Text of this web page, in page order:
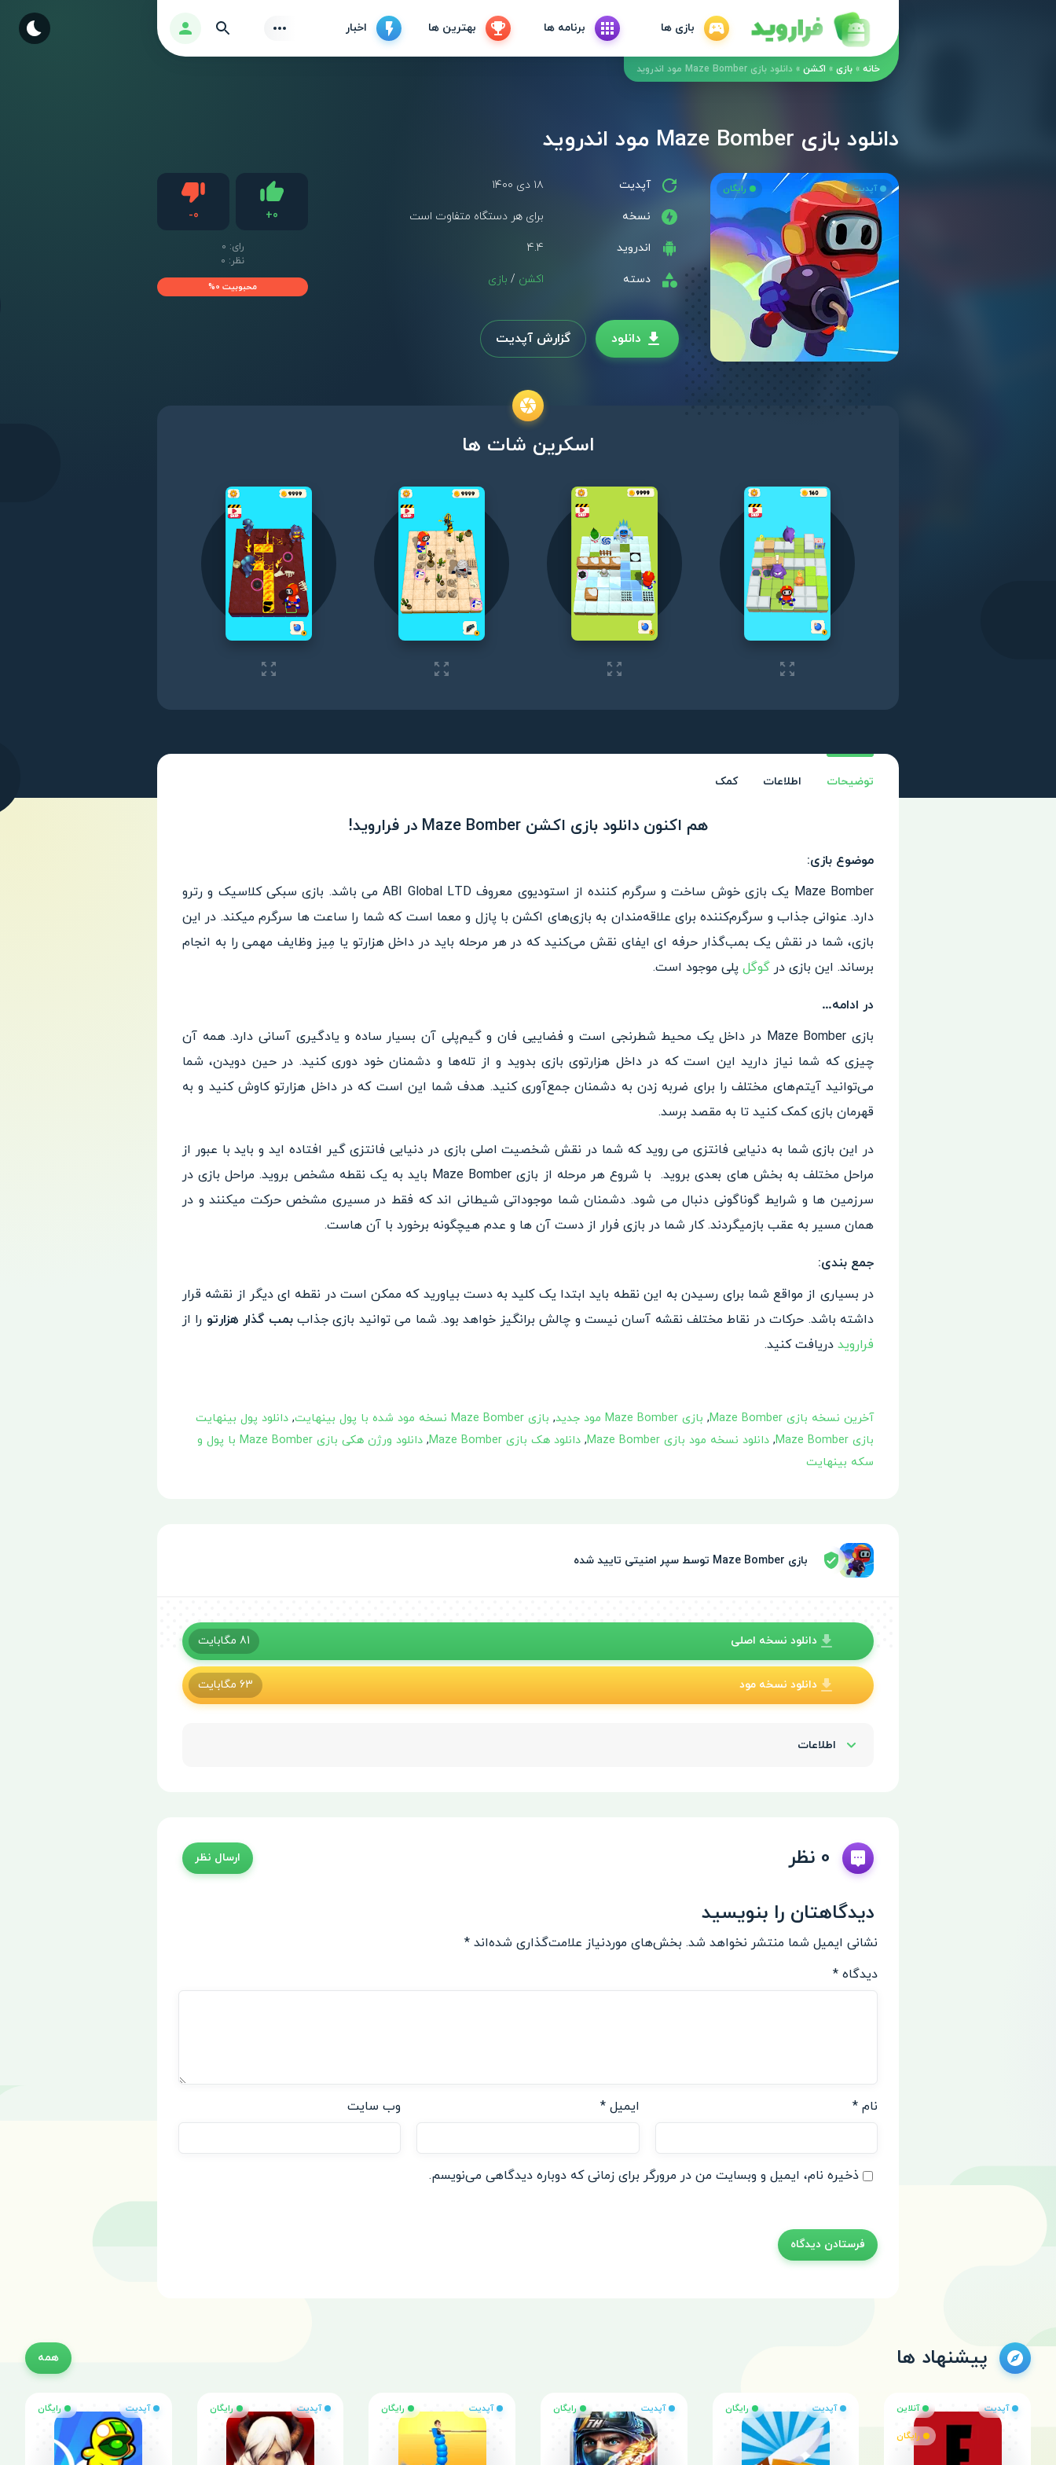
بازی ها برنامه ها بهترین ها اخبار ورود Find
خانه » بازی » اکشن » دانلود بازی Maze Bomber مود اندروید
دانلود بازی Maze Bomber مود اندروید
آپدیت رایگان آپدیت ۱۸ دی ۱۴۰۰
نسخه برای هر دستگاه متفاوت است
اندروید 4.4
دسته اکشن / بازی
+0
لایک
-0دیس لایک
رای: 0
نظر: 0
محبوبیت 0%
دانلود گزارش آپدیت
اسکرین شات ها
توضیحات اطلاعات کمک
هم اکنون دانلود بازی اکشن Maze Bomber در فراروید!
موضوع بازی:
Maze Bomber یک بازی خوش ساخت و سرگرم کننده از استودیوی معروف ABI Global LTD می باشد. بازی سبکی کلاسیک و رترو
دارد. عنوانی جذاب و سرگرم‌کننده برای علاقه‌مندان به بازی‌های اکشن با پازل و معما است که شما را ساعت ها سرگرم میکند. در این
بازی، شما در نقش یک بمب‌گذار حرفه ای ایفای نقش می‌کنید که در هر مرحله باید در داخل هزارتو یا مِیز وظایف مهمی را به انجام
برساند. این بازی در گوگل پلی موجود است.
در ادامه…
بازی Maze Bomber در داخل یک محیط شطرنجی است و فضاییی فان و گیم‌پلی آن بسیار ساده و یادگیری آسانی دارد. همه آن
چیزی که شما نیاز دارید این است که در داخل هزارتوی بازی بدوید و از تله‌ها و دشمنان خود دوری کنید. در حین دویدن، شما
می‌توانید آیتم‌های مختلف را برای ضربه زدن به دشمنان جمع‌آوری کنید. هدف شما این است که در داخل هزارتو کاوش کنید و به
قهرمان بازی کمک کنید تا به مقصد برسد.
در این بازی شما به دنیایی فانتزی می روید که شما در نقش شخصیت اصلی بازی در دنیایی فانتزی گیر افتاده اید و باید با عبور از
مراحل مختلف به بخش های بعدی بروید. با شروع هر مرحله از بازی Maze Bomber باید به یک نقطه مشخص بروید. مراحل بازی در
سرزمین ها و شرایط گوناگونی دنبال می شود. دشمنان شما موجوداتی شیطانی اند که فقط در مسیری مشخص حرکت میکنند و در
همان مسیر به عقب بازمیگردند. کار شما در بازی فرار از دست آن ها و عدم هیچگونه برخورد با آن هاست.
جمع بندی:
در بسیاری از مواقع شما برای رسیدن به این نقطه باید ابتدا یک کلید به دست بیاورید که ممکن است در نقطه ای دیگر از نقشه قرار
داشته باشد. حرکات در نقاط مختلف نقشه آسان نیست و چالش برانگیز خواهد بود. شما می توانید بازی جذاببمب گذار هزارتو را از
فراروید دریافت کنید.
آخرین نسخه بازی Maze Bomber , بازی Maze Bomber مود جدید , بازی Maze Bomber نسخه مود شده با پول بینهایت , دانلود پول بینهایت
بازی Maze Bomber
, دانلود نسخه مود بازی Maze Bomber , دانلود هک بازی Maze Bomber ,
دانلود ورژن هکی بازی Maze Bomber با پول و
سکه بینهایت
بازی Maze Bomber توسط سپر امنیتی تایید شده
دانلود نسخه اصلی 81 مگابایت
دانلود نسخه مود 63 مگابایت
اطلاعات
0 نظر ارسال نظر
دیدگاهتان را بنویسید
نشانی ایمیل شما منتشر نخواهد شد. بخش‌های موردنیاز علامت‌گذاری شده‌اند *
دیدگاه *
نام * ایمیل* وب‌ سایت
ذخیره نام، ایمیل و وبسایت من در مرورگر برای زمانی که دوباره دیدگاهی می‌نویسم.
پیشنهاد ها همه
آپدیت آنلاین
رایگان
آپدیت رایگان آپدیت رایگان آپدیت رایگان آپدیت رایگان آپدیت رایگان